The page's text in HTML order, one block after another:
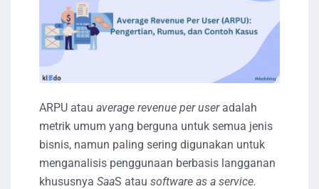
ARPU atau average revenue per useradalah
metrik umum yang berguna untuk semua jenis
bisnis, namun paling sering digunakan untuk
menganalisis penggunaan berbasis langganan
khususnya SaaS atau software as a service.